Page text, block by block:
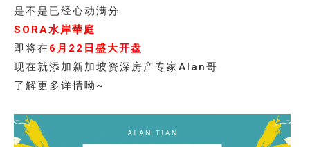
是不是已经心动满分
SORA水岸華庭
即将在 6月22日盛大开盘
现在就添加新加坡资深房产专家Alan哥
了解更多详情呦~